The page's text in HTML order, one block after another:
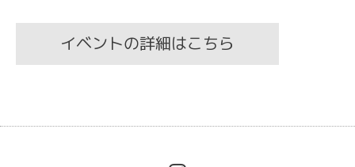
イベントの詳細はこちら